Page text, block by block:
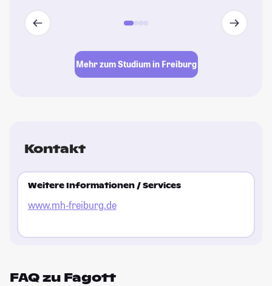
Mehr zum Studium in Freiburg
Kontakt
Weitere Informationen / Services
www.mh-freiburg.de
FAQ zu Fagott